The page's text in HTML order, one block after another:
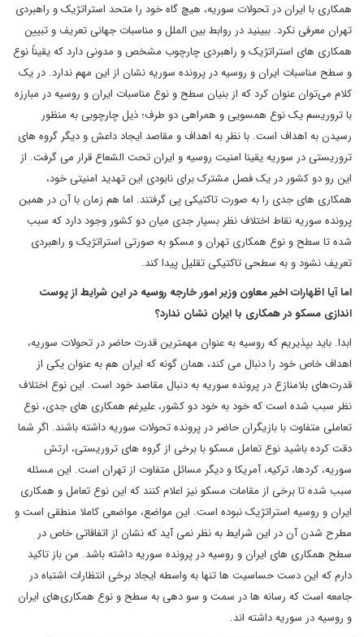
همکاری با ایران در تحولات سوریه، هیچ گاه خود را متحد استراتژیک و راهبردی
تهران معرفی نکرد. ببینید در روابط بین الملل و مناسبات جهانی تعریف و تبیین
همکاری های استراتژیک و راهبردی چارچوب مشخص و مدونی دارد که یقیناً نوع
و سطح مناسبات ایران و روسیه در پرونده سوریه نشان از این مهم ندارد. در یک
کلام می‌توان عنوان کرد که از بنیان سطح و نوع مناسبات ایران و روسیه در مبارزه
با تروریسم یک نوع همسویی و همراهی دو طرف؛ ذیل چارچوبی به منظور
رسیدن به اهداف است. با نظر به اهداف و مقاصد ایجاد داعش و دیگر گروه های
تروریستی در سوریه یقینا امنیت روسیه و ایران تحت الشعاع قرار می گرفت. از
این رو دو کشور در یک فصل مشترک برای نابودی این تهدید امنیتی خود،
همکاری های جدی را به صورت تاکتیکی پی گرفتند. اما هم زمان با آن در همین
پرونده سوریه نقاط اختلاف نظر بسیار جدی میان دو کشور وجود دارد که سبب
شده تا سطح و نوع همکاری تهران و مسکو به صورتی استراتژیک و راهبردی
تعریف نشود و به سطحی تاکتیکی تقلیل پیدا کند.
اما آیا اظهارات اخیر معاون وزیر امور خارجه روسیه در این شرایط از پوست
اندازی مسکو در همکاری با ایران نشان ندارد؟
ابدا. باید بپذیریم که روسیه به عنوان مهمترین قدرت حاضر در تحولات سوریه،
اهداف خاص خود را دنبال می کند، همان گونه که ایران هم به عنوان یکی از
قدرت‌های بلامنازع در پرونده سوریه به دنبال مقاصد خود است. این نوع اختلاف
نظر سبب شده است که خود به خود دو کشور، علیرغم همکاری های جدی، نوع
تعاملی متفاوت با بازیگران حاضر در پرونده تحولات سوریه داشته باشند. اگر شما
دقت کرده باشید نوع تعامل مسکو با برخی از گروه های تروریستی، ارتش
سوریه، کردها، ترکیه، آمریکا و دیگر مسائل متفاوت از تهران است. این مسئله
سبب شده تا برخی از مقامات مسکو نیز اعلام کنند که این نوع تعامل و همکاری
ایران و روسیه استراتژیک نبوده است. این مواضع، مواضعی کاملا منطقی است و
مطرح شدن آن در این شرایط به نظر نمی آید که نشان از اتفاقاتی خاص در
سطح همکاری های ایران و روسیه در پرونده سوریه داشته باشد. من باز تاکید
دارم که این دست حساسیت ها تنها به واسطه ایجاد برخی انتظارات اشتباه در
جامعه است که رسانه ها در سمت و سو دهی به سطح و نوع همکاری‌های ایران
و روسیه در سوریه داشته اند.